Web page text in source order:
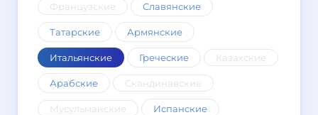
Французские Славянские
Татарские Армянские
Итальянские Греческие Казахские
Арабские Скандинавские
Мусульманские Испанские